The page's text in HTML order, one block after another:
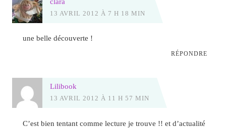
13 AVRIL 2012 À 7 H 18 MIN
une belle découverte !
RÉPONDRE
Lilibook
13 AVRIL 2012 À 11 H 57 MIN
C’est bien tentant comme lecture je trouve !! et d’actualité